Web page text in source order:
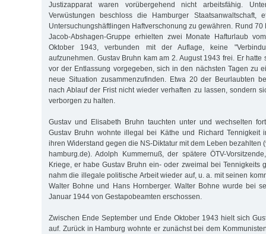
Justizapparat waren vorübergehend nicht arbeitsfähig.
Verwüstungen beschloss die Hamburger Staatsanwaltschaft,
Untersuchungshäftlingen Haftverschonung zu gewähren. Rund 70
Jacob-Abshagen-Gruppe erhielten zwei Monate Hafturlaub
Oktober 1943, verbunden mit der Auflage, keine
aufzunehmen. Gustav Bruhn kam am 2. August 1943 frei. Er hatte
vor der Entlassung vorgegeben, sich in den nächsten Tagen zu
neue Situation zusammenzufinden. Etwa 20 der Beurlaubten
nach Ablauf der Frist nicht wieder verhaften zu lassen, sondern
verborgen zu halten.
Gustav und Elisabeth Bruhn tauchten unter und wechselten
Gustav Bruhn wohnte illegal bei Käthe und Richard Tennigkeit
ihren Widerstand gegen die NS-Diktatur mit dem Leben bezahlten
hamburg.de). Adolph Kummernuß, der spätere ÖTV-
Kriege, er habe Gustav Bruhn ein- oder zweimal bei Tennigkeits
nahm die illegale politische Arbeit wieder auf, u. a. mit seinen
Walter Bohne und Hans Hornberger. Walter Bohne wurde bei
Januar 1944 von Gestapobeamten erschossen.
Zwischen Ende September und Ende Oktober 1943 hielt sich
auf. Zurück in Hamburg wohnte er zunächst bei dem